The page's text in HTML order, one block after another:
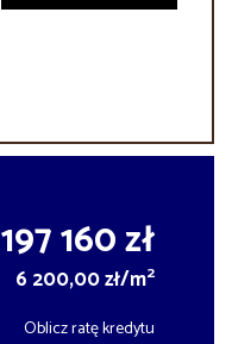
197 160 zł
6 200,00 zł/m2
Oblicz ratę kredytu